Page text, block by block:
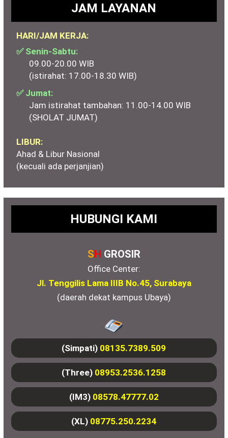
JAM LAYANAN
HARI/JAM KERJA:
✅ Senin-Sabtu:
09.00-20.00 WIB
(istirahat: 17.00-18.30 WIB)
✅ Jumat:
Jam istirahat tambahan: 11.00-14.00 WIB
(SHOLAT JUMAT)
LIBUR:
Ahad & Libur Nasional
(kecuali ada perjanjian)
HUBUNGI KAMI
SH GROSIR
Office Center:
Jl. Tenggilis Lama IIIB No.45, Surabaya
(daerah dekat kampus Ubaya)
(Simpati) 08135.7389.509
(Three) 08953.2536.1258
(IM3) 08578.47777.02
(XL) 08775.250.2234